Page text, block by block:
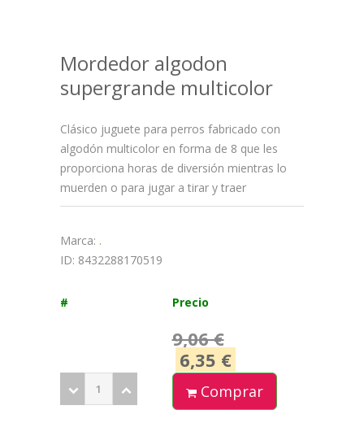
Mordedor algodon
supergrande multicolor
Clásico juguete para perros fabricado con
algodón multicolor en forma de 8 que les
proporciona horas de diversión mientras lo
muerden o para jugar a tirar y traer
Marca: .
ID: 8432288170519
# Precio
9,06 €
6,35 €
Comprar